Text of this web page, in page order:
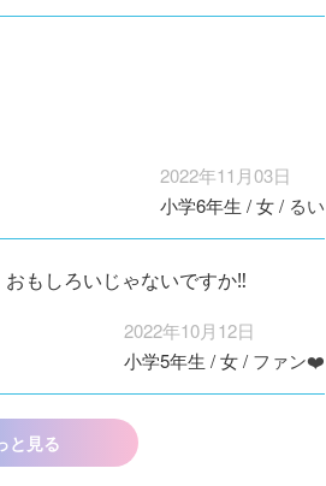
2022年11月03日
小学6年生 /女/ るい
もしろいじゃないですか‼️
2022年10月12日
小学5年生 /女/ ファン❤️
と見る